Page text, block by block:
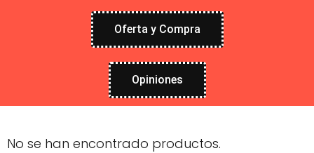
Oferta y Compra
Opiniones
No se han encontrado productos.